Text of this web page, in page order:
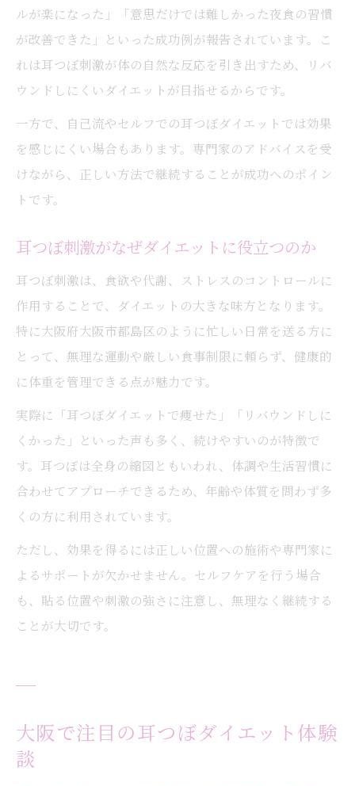
ルが楽になった」「意思だけでは難しかった夜食の習慣
が改善できた」といった成功例が報告されています。こ
れは耳つぼ刺激が体の自然な反応を引き出すため、リバ
ウンドしにくいダイエットが目指せるからです。
一方で、自己流やセルフでの耳つぼダイエットでは効果
を感じにくい場合もあります。専門家のアドバイスを受
けながら、正しい方法で継続することが成功へのポイン
トです。
耳つぼ刺激がなぜダイエットに役立つのか
耳つぼ刺激は、食欲や代謝、ストレスのコントロールに
作用することで、ダイエットの大きな味方となります。
特に大阪府大阪市都島区のように忙しい日常を送る方に
とって、無理な運動や厳しい食事制限に頼らず、健康的
に体重を管理できる点が魅力です。
実際に「耳つぼダイエットで痩せた」「リバウンドしに
くかった」といった声も多く、続けやすいのが特徴で
す。耳つぼは全身の縮図ともいわれ、体調や生活習慣に
合わせてアプローチできるため、年齢や体質を問わず多
くの方に利用されています。
ただし、効果を得るには正しい位置への施術や専門家に
よるサポートが欠かせません。セルフケアを行う場合
も、貼る位置や刺激の強さに注意し、無理なく継続する
ことが大切です。
大阪で注目の耳つぼダイエット体験
談